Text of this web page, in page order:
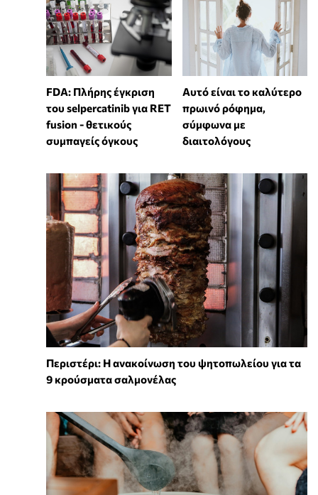
FDA: Πλήρης έγκριση
του selpercatinib για RET
fusion - θετικούς
συμπαγείς όγκους
Αυτό είναι το καλύτερο
πρωινό ρόφημα,
σύμφωνα με
διαιτολόγους
Περιστέρι: Η ανακοίνωση του ψητοπωλείου για τα
9 κρούσματα σαλμονέλας